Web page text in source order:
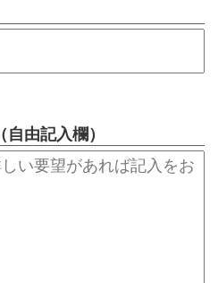
（自由記入欄）